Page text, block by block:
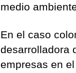
medio
En el caso
desarrolladora
empresas en